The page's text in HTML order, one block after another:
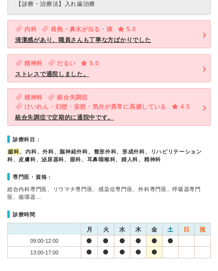
【診療・治療法】
入れ歯治療
内科 発熱・鼻水が出る・痰
5.0
清潔感があり、職員さんも丁寧な方ばかりでした
精神科 だるい
5.0
ストレスで通院しました。
精神科
統合失調症
けいれん・幻想・妄想・気分が異常に高揚している
4.5
統合失調症で定期的に通院中です。
診療科目：
歯科、内科、外科、脳神経外科、整形外科、形成外科、リハビリテーション
科、皮膚科、泌尿器科、眼科、耳鼻咽喉科、婦人科、精神科
専門医・資格：
総合内科専門医、リウマチ専門医、感染症専門医、外科専門医、呼吸器専門
医、循環器…
診療時間
月 火 水 木 金 土 日 祝
09:00-12:00
13:00-17:00